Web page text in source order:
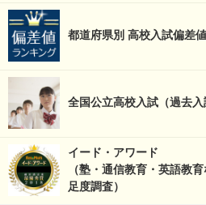
都道府県別 高校入試偏差
全国公立高校入試（過去入
イード・アワード
（塾・通信教育・英語教
足度調査）